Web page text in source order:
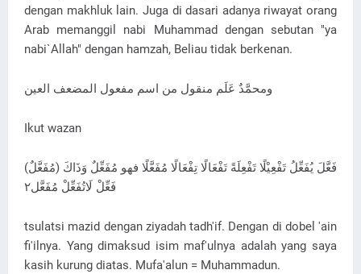
dengan makhluk lain. Juga di dasari adanya riwayat orang
Arab memanggil nabi Muhammad dengan sebutan "ya
nabi`Allah" dengan hamzah, Beliau tidak berkenan.
ومحمَّدٌ عَلَم منقول من اسم مفعول المضعف العين
Ikut wazan
فَعَّلَ يُفَعِّلُ تَفْعِيْلًا تَفْعِلَةً تَفْعَالًا تِفْعَالًا مُفَعَّلًا فهو مُفَعِّلٌ وَذَاكَ (مُفَعَّلٌ)
فَعِّلْ لَاتُفَعِّلْ مُفَعَّل٢
tsulatsi mazid dengan ziyadah tadh'if. Dengan di dobel 'ain
fi'ilnya. Yang dimaksud isim maf'ulnya adalah yang saya
kasih kurung diatas. Mufa'alun = Muhammadun.